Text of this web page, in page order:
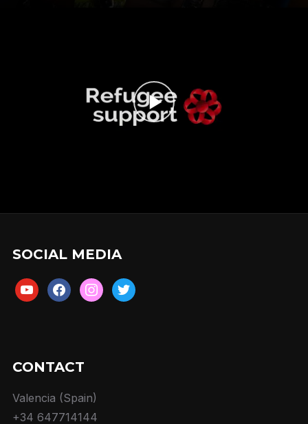
SOCIAL MEDIA
youtubefacebookinstagram
twitter
CONTACT
Valencia (Spain)
+34 647714144